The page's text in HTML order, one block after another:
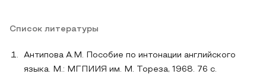
Список литературы
Антипова А.М. Пособие по интонации английского
языка. М.: МГПИИЯ им. М. Тореза, 1968. 76 с.